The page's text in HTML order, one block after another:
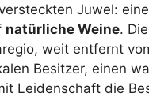
Juwel:
natürliche Weine.
weit entfernt
Besitzer, einen
Leidenschaft die